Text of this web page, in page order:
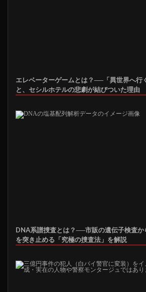
エレベーターゲームとは？──「異世界へ行
と、セシルホテルの悲劇が結びついた理由
DNA系譜捜査とは？──市販の遺伝子検査か
を突き止める「究極の捜査法」を解説